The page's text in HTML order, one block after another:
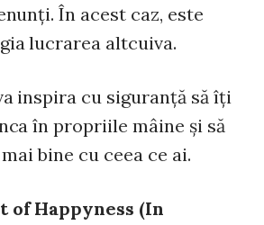
În acest caz, este
lucrarea altcuiva.
inspira cu siguranţă să îţi
în propriile mâine şi să
bine cu ceea ce ai.
of Happyness (In